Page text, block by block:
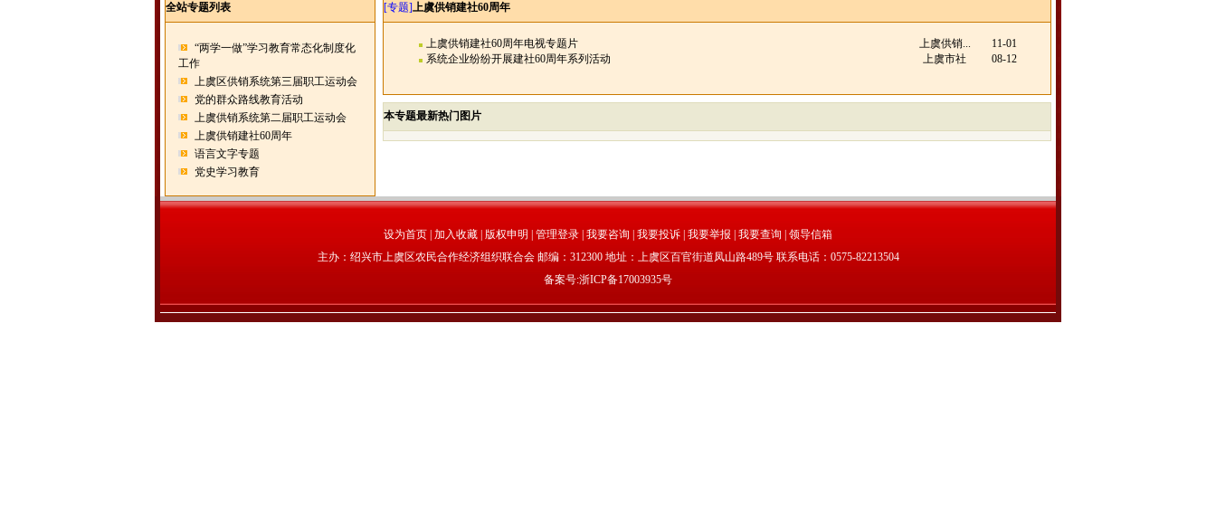
全站专题列表
“两学一做”学习教育常态化制度化
工作
上虞区供销系统第三届职工运动会
党的群众路线教育活动
上虞供销系统第二届职工运动会
上虞供销建社60周年
语言文字专题
党史学习教育
[专题]上虞供销建社60周年
上虞供销建社60周年电视专题片 上虞供销...
11-01
系统企业纷纷开展建社60周年系列活动
上虞市社 08-12
本专题最新热门图片
设为首页 加入收藏 版权申明 管理登录 我要咨询 我要投诉 我要举报 我要查询
领导信箱
主办：绍兴市上虞区农民合作经济组织联合会 邮编：312300 地址：上虞区百官街道凤山路489号 联系电话：0575-82213504
备案号:浙ICP备17003935号